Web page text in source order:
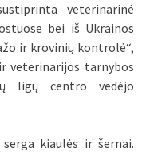
veterinarinė
bei iš Ukrainos
ir krovinių kontrolė“,
veterinarijos tarnybos
ligų centro vedėjo
kiaulės ir šernai.